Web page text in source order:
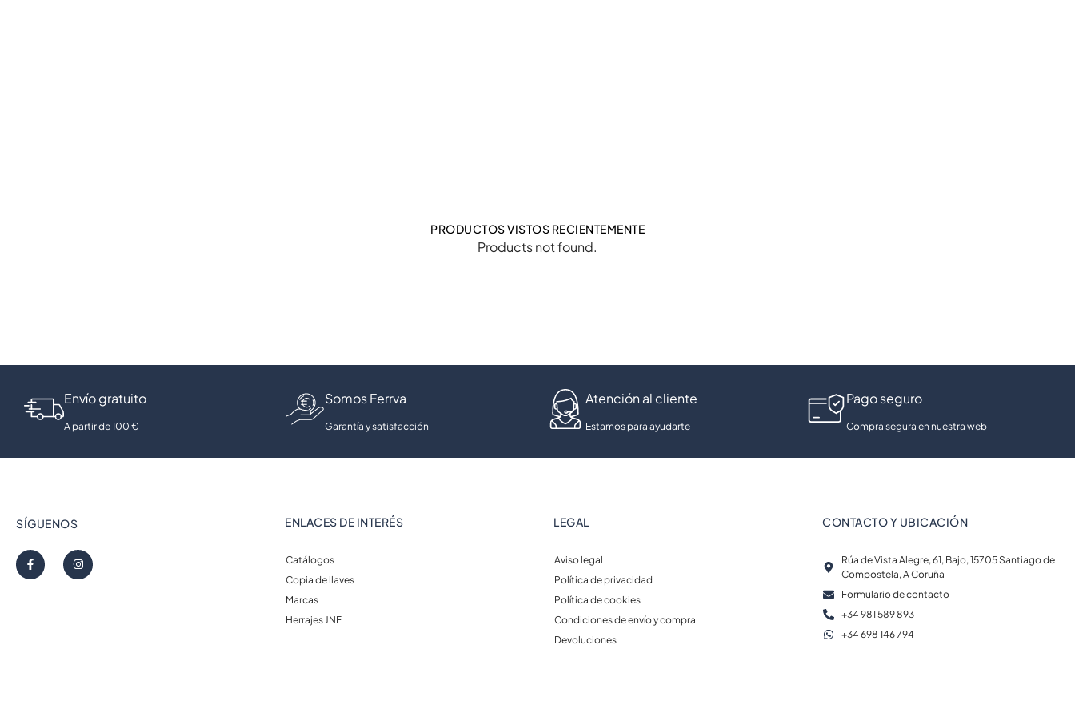
PRODUCTOS VISTOS RECIENTEMENTE
Products not found.
Envío gratuito
A partir de 100 €
Somos Ferrva
Garantía y satisfacción
Atención al cliente
Estamos para ayudarte
Pago seguro
Compra segura en nuestra web
SÍGUENOS ENLACES DE INTERÉS
Catálogos
Copia de llaves
Marcas
Herrajes JNF
LEGAL
Aviso legal
Política de privacidad
Política de cookies
Condiciones de envío y compra
Devoluciones
CONTACTO Y UBICACIÓN
Rúa de Vista Alegre, 61, Bajo, 15705 Santiago de
Compostela, A Coruña
Formulario de contacto
+34 981 589 893
+34 698 146 794